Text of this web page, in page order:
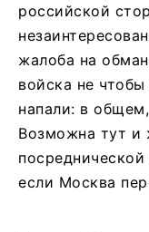
российской
жалоба на
войска не чтобы
напали: в
Возможна тут и
если Москва